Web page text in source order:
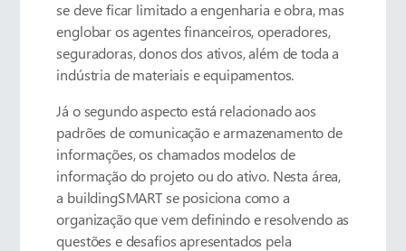
se deve ficar limitado a engenharia e obra, mas
englobar os agentes financeiros, operadores,
seguradoras, donos dos ativos, além de toda a
indústria de materiais e equipamentos.
Já o segundo aspecto está relacionado aos
padrões de comunicação e armazenamento de
informações, os chamados modelos de
informação do projeto ou do ativo. Nesta área,
a buildingSMART se posiciona como a
organização que vem definindo e resolvendo as
questões e desafios apresentados pela